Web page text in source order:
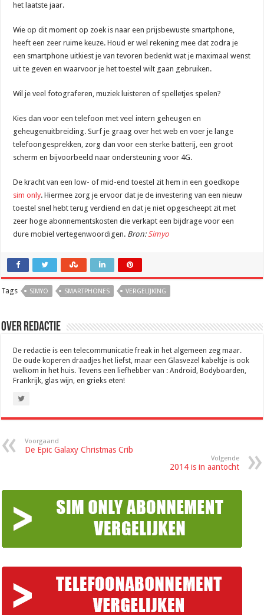
het laatste jaar.
Wie op dit moment op zoek is naar een prijsbewuste smartphone,
heeft een zeer ruime keuze. Houd er wel rekening mee dat zodra je
een smartphone uitkiest je van tevoren bedenkt wat je maximaal wenst
uit te geven en waarvoor je het toestel wilt gaan gebruiken.
Wil je veel fotograferen, muziek luisteren of spelletjes spelen?
Kies dan voor een telefoon met veel intern geheugen en
geheugenuitbreiding. Surf je graag over het web en voer je lange
telefoongesprekken, zorg dan voor een sterke batterij, een groot
scherm en bijvoorbeeld naar ondersteuning voor 4G.
De kracht van een low- of mid-end toestel zit hem in een goedkope
sim only. Hiermee zorg je ervoor dat je de investering van een nieuw
toestel snel hebt terug verdiend en dat je niet opgescheept zit met
zeer hoge abonnementskosten die verkapt een bijdrage voor een
dure mobiel vertegenwoordigen. Bron:Simyo
Tags SIMYO SMARTPHONES VERGELIJKING
Over Redactie
De redactie is een telecommunicatie freak in het algemeen zeg maar.
De oude koperen draadjes het liefst, maar een Glasvezel kabeltje is ook
welkom in het huis. Tevens een liefhebber van : Android, Bodyboarden,
Frankrijk, glas wijn, en grieks eten!
Voorgaand
De Epic Galaxy Christmas Crib
Volgende
2014 is in aantocht